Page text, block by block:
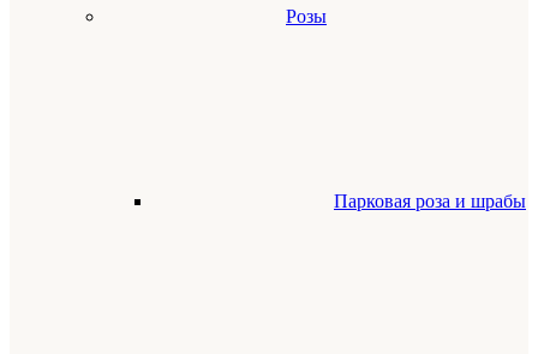
Розы
Парковая роза и шрабы